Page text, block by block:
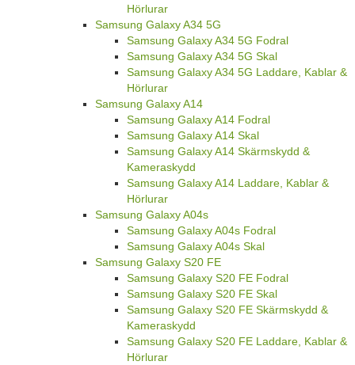
Hörlurar
Samsung Galaxy A34 5G
Samsung Galaxy A34 5G Fodral
Samsung Galaxy A34 5G Skal
Samsung Galaxy A34 5G Laddare, Kablar &
Hörlurar
Samsung Galaxy A14
Samsung Galaxy A14 Fodral
Samsung Galaxy A14 Skal
Samsung Galaxy A14 Skärmskydd &
Kameraskydd
Samsung Galaxy A14 Laddare, Kablar &
Hörlurar
Samsung Galaxy A04s
Samsung Galaxy A04s Fodral
Samsung Galaxy A04s Skal
Samsung Galaxy S20 FE
Samsung Galaxy S20 FE Fodral
Samsung Galaxy S20 FE Skal
Samsung Galaxy S20 FE Skärmskydd &
Kameraskydd
Samsung Galaxy S20 FE Laddare, Kablar &
Hörlurar